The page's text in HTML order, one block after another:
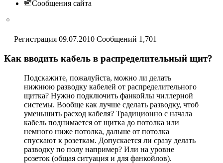
Сообщения сайта
— Регистрация 09.07.2010 Сообщений 1,701
Как вводить кабель в распределительный щит?
Подскажите, пожалуйста, можно ли делать
нижнюю разводку кабелей от распределительного
щитка? Нужно подключить фанкойлы чиллерной
системы. Вообще как лучше сделать разводку, чтоб
уменьшить расход кабеля? Традиционно с начала
кабель поднимается от щитка до потолка или
немного ниже потолка, дальше от потолка
спускают к розеткам. Допускается ли сразу делать
разводку по полу например? Или на уровне
розеток (общая ситуация и для фанкойлов).